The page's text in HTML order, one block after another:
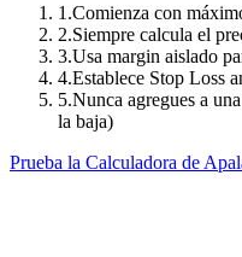
1 .Comienza con
2.Siempre calcula el
3.Usa margin aislado
4.Establece Stop Loss
5.Nunca agregues a
la baja)
Prueba la Calculadora de